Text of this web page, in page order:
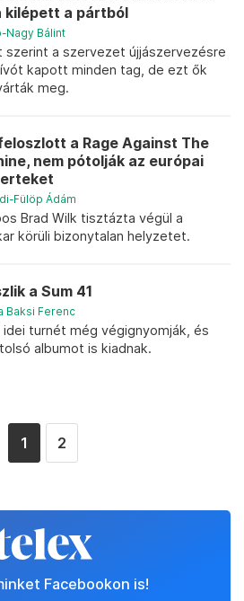
kilépett a pártból
Nagy Bálint
szerint a szervezet újjászervezésre
kapott minden tag, de ezt ők
meg.
a Rage Against The
nem pótolják az európai
Fülöp Ádám
Brad Wilk tisztázta végül a
körüli bizonytalan helyzetet.
a Sum 41
Baksi Ferenc
idei turnét még végignyomják, és
albumot is kiadnak.
1 2
Facebookon is!